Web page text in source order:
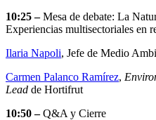
10:25 –Mesa de debate: La
Experiencias multisectoriales en
Ilaria Napoli, Jefe de Medio
Carmen Palanco Ramírez,
Lead de Hortifrut
10:50 –Q&A y Cierre